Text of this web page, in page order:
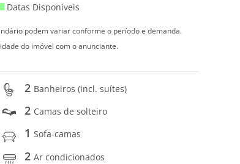
Datas Disponíveis
podem variar conforme o período e demanda.
do imóvel com o anunciante.
2 Banheiros (incl. suítes)
2 Camas de solteiro
1Sofa-camas
2Ar condicionados